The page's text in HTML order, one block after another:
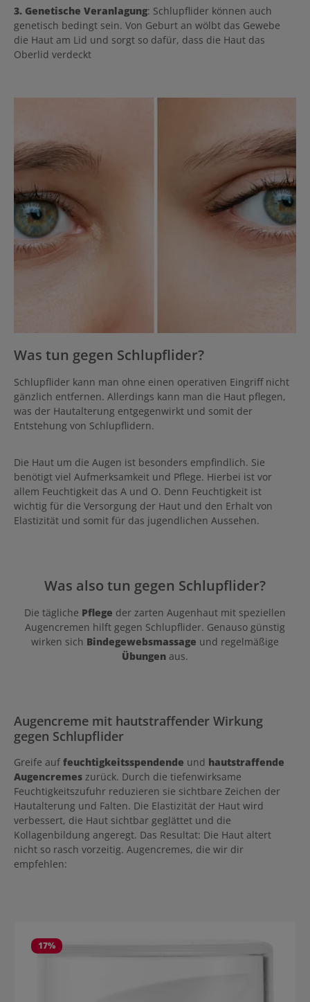
3. Genetische Veranlagung: Schlupflider können auch
genetisch bedingt sein. Von Geburt an wölbt das Gewebe
die Haut am Lid und sorgt so dafür, dass die Haut das
Oberlid verdeckt
Was tun gegen Schlupflider?
Schlupflider kann man ohne einen operativen Eingriff nicht
gänzlich entfernen. Allerdings kann man die Haut pflegen,
was der Hautalterung entgegenwirkt und somit der
Entstehung von Schlupflidern.
Die Haut um die Augen ist besonders empfindlich. Sie
benötigt viel Aufmerksamkeit und Pflege. Hierbei ist vor
allem Feuchtigkeit das A und O. Denn Feuchtigkeit ist
wichtig für die Versorgung der Haut und den Erhalt von
Elastizität und somit für das jugendlichen Aussehen.
Was also tun gegen Schlupflider?
Die tägliche Pflege der zarten Augenhaut mit speziellen
Augencremen hilft gegen Schlupflider. Genauso günstig
wirken sich Bindegewebsmassage und regelmäßige
Übungen aus.
Augencreme mit hautstraffender Wirkung
gegen Schlupflider
Greife auf feuchtigkeitsspendende und hautstraffende
Augencremes zurück. Durch die tiefenwirksame
Feuchtigkeitszufuhr reduzieren sie sichtbare Zeichen der
Hautalterung und Falten. Die Elastizität der Haut wird
verbessert, die Haut sichtbar geglättet und die
Kollagenbildung angeregt. Das Resultat: Die Haut altert
nicht so rasch vorzeitig. Augencremes, die wir dir
empfehlen:
17%